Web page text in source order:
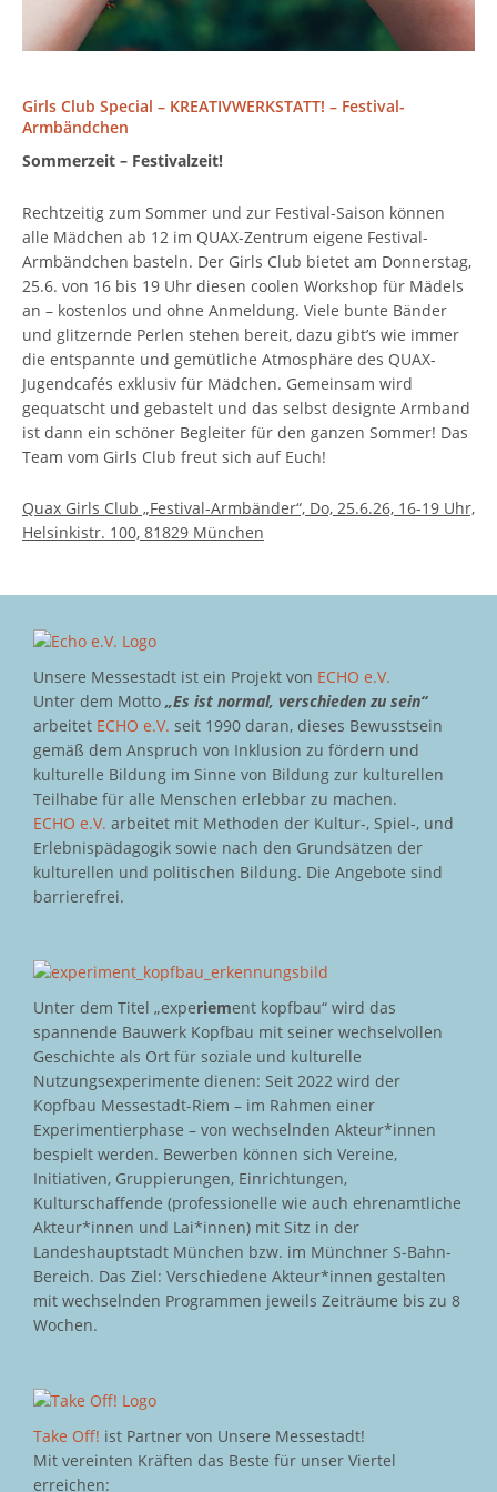
Girls Club Special – KREATIVWERKSTATT! – Festival-
Armbändchen
Sommerzeit – Festivalzeit!
Rechtzeitig zum Sommer und zur Festival-Saison können
alle Mädchen ab 12 im QUAX-Zentrum eigene Festival-
Armbändchen basteln. Der Girls Club bietet am Donnerstag,
25.6. von 16 bis 19 Uhr diesen coolen Workshop für Mädels
an – kostenlos und ohne Anmeldung. Viele bunte Bänder
und glitzernde Perlen stehen bereit, dazu gibt’s wie immer
die entspannte und gemütliche Atmosphäre des QUAX-
Jugendcafés exklusiv für Mädchen. Gemeinsam wird
gequatscht und gebastelt und das selbst designte Armband
ist dann ein schöner Begleiter für den ganzen Sommer! Das
Team vom Girls Club freut sich auf Euch!
Quax Girls Club „Festival-Armbänder“, Do, 25.6.26, 16-19 Uhr,
Helsinkistr. 100, 81829 München
Unsere Messestadt ist ein Projekt von ECHO e.V.
Unter dem Motto „Es ist normal, verschieden zu sein“
arbeitet ECHO e.V. seit 1990 daran, dieses Bewusstsein
gemäß dem Anspruch von Inklusion zu fördern und
kulturelle Bildung im Sinne von Bildung zur kulturellen
Teilhabe für alle Menschen erlebbar zu machen.
ECHO e.V. arbeitet mit Methoden der Kultur-, Spiel-, und
Erlebnispädagogik sowie nach den Grundsätzen der
kulturellen und politischen Bildung. Die Angebote sind
barrierefrei.
Unter dem Titel „experiement kopfbau“ wird das
spannende Bauwerk Kopfbau mit seiner wechselvollen
Geschichte als Ort für soziale und kulturelle
Nutzungsexperimente dienen: Seit 2022 wird der
Kopfbau Messestadt-Riem – im Rahmen einer
Experimentierphase – von wechselnden Akteur*innen
bespielt werden. Bewerben können sich Vereine,
Initiativen, Gruppierungen, Einrichtungen,
Kulturschaffende (professionelle wie auch ehrenamtliche
Akteur*innen und Lai*innen) mit Sitz in der
Landeshauptstadt München bzw. im Münchner S-Bahn-
Bereich. Das Ziel: Verschiedene Akteur*innen gestalten
mit wechselnden Programmen jeweils Zeiträume bis zu 8
Wochen.
Take Off! ist Partner von Unsere Messestadt!
Mit vereinten Kräften das Beste für unser Viertel
erreichen: